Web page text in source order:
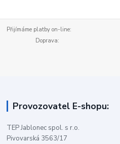
Přijímáme
Doprava:
Provozovatel E-shopu:
TEP Jablonec spol. s r.o.
Pivovarská 3563/17